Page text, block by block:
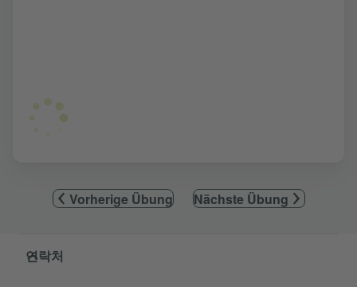
Vorherige Übung Nächste Übung
Service- und Informationsbereich
연락처